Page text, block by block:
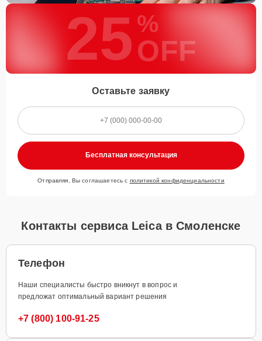
25 %
OFF
Оставьте заявку
Бесплатная консультация
Отправляя, Вы соглашаетесь с политикой конфиденциальности
Контакты сервиса Leica в Смоленске
Телефон
Наши специалисты быстро вникнут в вопрос и
предложат оптимальный вариант решения
+7 (800) 100-91-25